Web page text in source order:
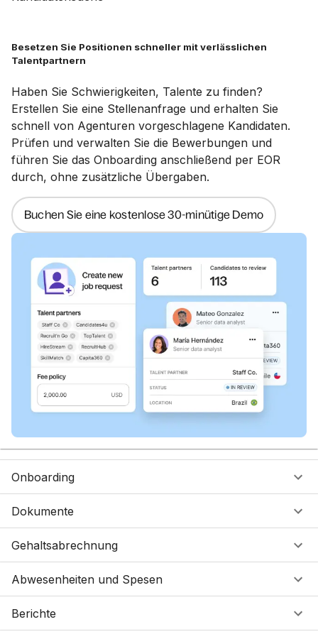
Besetzen Sie Positionen schneller mit verlässlichen
Talentpartnern
Haben Sie Schwierigkeiten, Talente zu finden?
Erstellen Sie eine Stellenanfrage und erhalten Sie
schnell von Agenturen vorgeschlagene Kandidaten.
Prüfen und verwalten Sie die Bewerbungen und
führen Sie das Onboarding anschließend per EOR
durch, ohne zusätzliche Übergaben.
Buchen Sie eine kostenlose 30-minütige Demo
Onboarding
Dokumente
Gehaltsabrechnung
Abwesenheiten und Spesen
Berichte